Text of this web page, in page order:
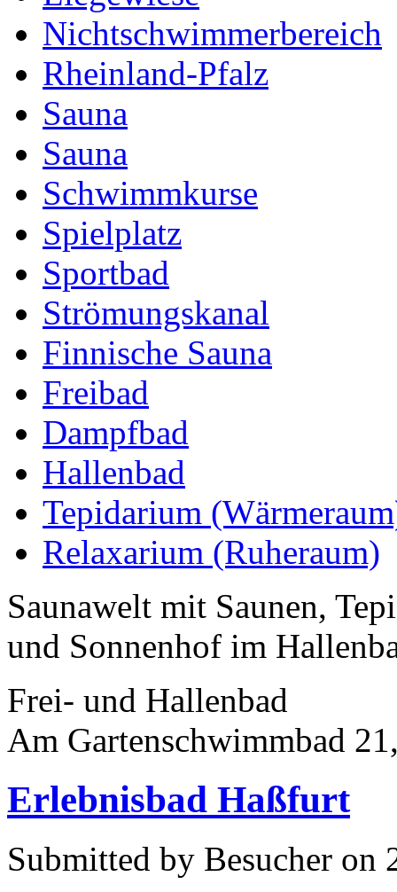
Nichtschwimmerbereich
Rheinland-Pfalz
Sauna
Sauna
Schwimmkurse
Spielplatz
Sportbad
Strömungskanal
Finnische Sauna
Freibad
Dampfbad
Hallenbad
Tepidarium
Relaxarium (Ruheraum)
Saunawelt mit Saunen,
und Sonnenhof im
Frei- und Hallenbad
Am Gartenschwimmbad
Erlebnisbad Haßfurt
Submitted by Besucher on